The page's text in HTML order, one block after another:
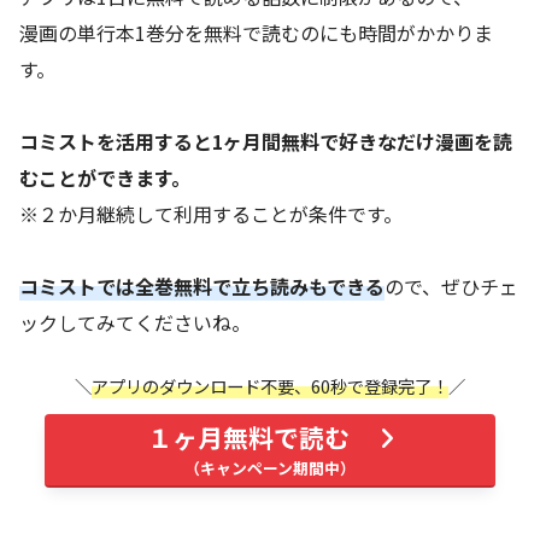
電子書籍
ア
ピッコマ
U-NEXT
電子書籍
最大40％還元
漫画の単行本1巻分を無料で読むのにも時間がかかりま
す。
コミストを活用すると1ヶ月間無料で好きなだけ漫画を読
むことができます。
※２か月継続して利用することが条件です。
コミストでは全巻無料で立ち読みもできるので、ぜひチェ
ックしてみてくださいね。
アプリのダウンロード不要、60秒で登録完了！
１ヶ月無料で読む